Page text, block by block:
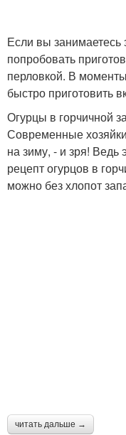
Если вы занимаетесь
попробовать
перловкой. В
быстро приготовить
Огурцы в горчичной
Современные
на зиму, - и зря! Ведь
рецепт огурцов в
можно без хлопот
читать дальше →